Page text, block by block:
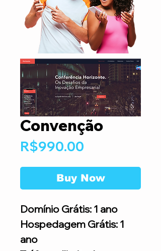
Convenção
R$990.00
Buy Now
Domínio Grátis: 1 ano
Hospedagem Grátis: 1
ano